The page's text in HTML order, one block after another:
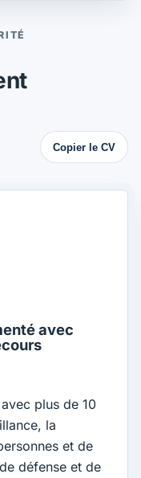
Copier le CV
avec
plus de 10
la
et de
défense et de